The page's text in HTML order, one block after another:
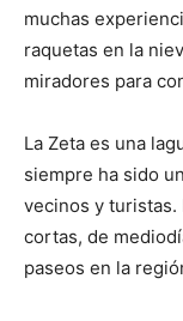
muchas
raquetas en la
miradores para
La Zeta es una
siempre ha sido
vecinos y turistas.
cortas, de
paseos en la